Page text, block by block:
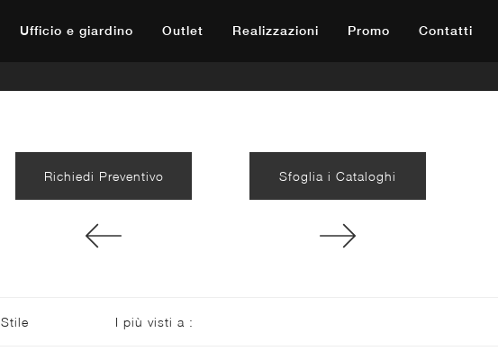
Ufficio e giardino Outlet Realizzazioni Promo Contatti
Richiedi Preventivo Sfoglia i Cataloghi
Stile I più visti a :